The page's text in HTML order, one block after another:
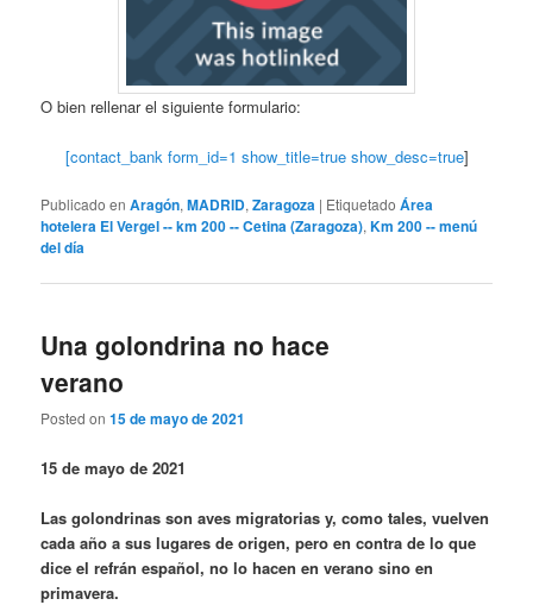
O bien rellenar el siguiente formulario:
[contact_bank form_id=1 show_title=true show_desc=true]
Publicado en Aragón,MADRID,Zaragoza | Etiquetado Área
hotelera El Vergel -- km 200 -- Cetina (Zaragoza),Km 200 -- menú
del día
Una golondrina no hace
verano
Posted on15 de mayo de 2021
15 de mayo de 2021
Las golondrinas son aves migratorias y, como tales, vuelven
cada año a sus lugares de origen, pero en contra de lo que
dice el refrán español, no lo hacen en verano sino en
primavera.